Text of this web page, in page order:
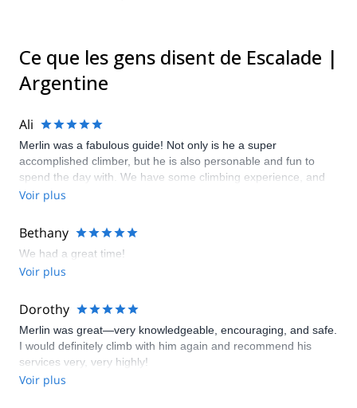
Ce que les gens disent de Escalade |
Argentine
Ali
Merlin was a fabulous guide! Not only is he a super
accomplished climber, but he is also personable and fun to
spend the day with. We have some climbing experience, and
Merlin selected sport climbing that was a fun challenge for our
Voir plus
Bethany
We had a great time!
Voir plus
Dorothy
Merlin was great—very knowledgeable, encouraging, and safe.
I would definitely climb with him again and recommend his
services very, very highly!
Voir plus